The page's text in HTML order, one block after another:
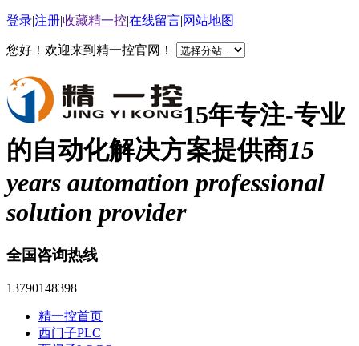
登录|注册|收藏精一控|在线留言|网站地图
您好！欢迎来到精一控官网！
15年专注-专业
的自动化解决方案提供商15
years automation professional
solution provider
全国咨询热线
13790148398
精一控首页
西门子PLC